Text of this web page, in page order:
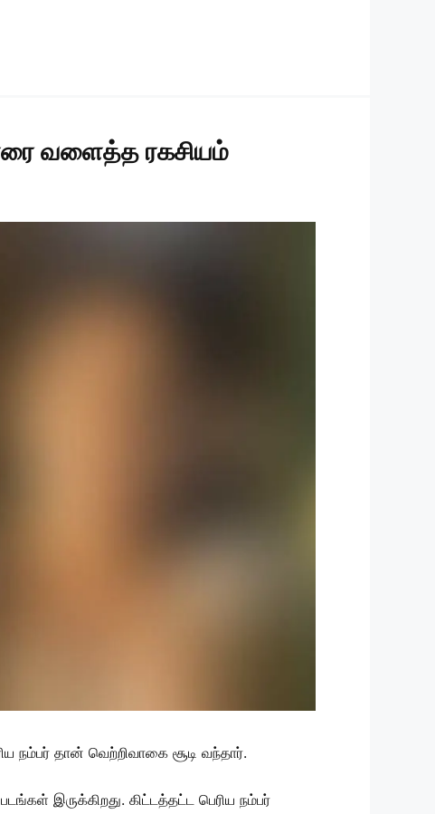
வளைத்த ரகசியம்
நம்பர் தான் வெற்றிவாகை சூடி வந்தார்.
இருக்கிறது. கிட்டத்தட்ட பெரிய நம்பர்